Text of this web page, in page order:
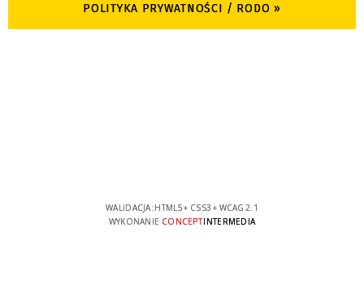
POLITYKA PRYWATNOŚCI / RODO »
WALIDACJA: HTML5+ CSS3 + WCAG 2.1
WYKONANIE CONCEPTINTERMEDIA